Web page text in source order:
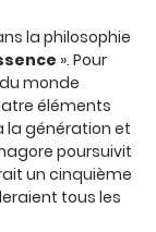
la philosophie
». Pour
monde
éléments
la génération et
poursuivit
un cinquième
tous les